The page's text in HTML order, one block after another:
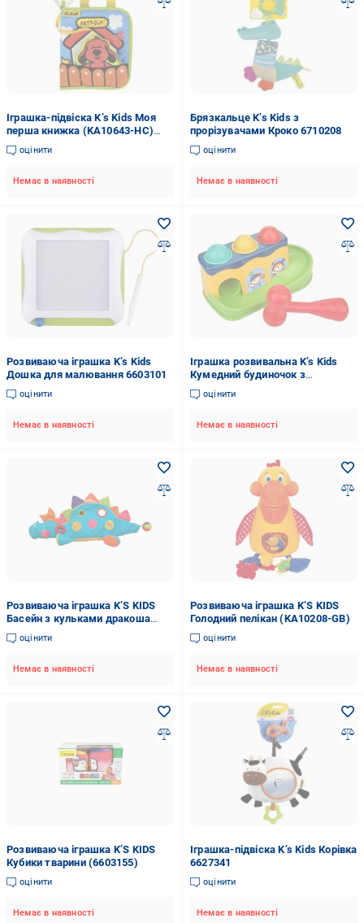
Іграшка-підвіска K’s Kids Моя
перша книжка (KA10643-HC)
6211238
оцінити
Немає в наявності
Брязкальце K’s Kids з
прорізувачами Кроко 6710208
оцінити
Немає в наявності
Розвиваюча іграшка K’s Kids
Дошка для малювання 6603101
оцінити
Немає в наявності
Іграшка розвивальна K’s Kids
Кумедний будиночок з
молоточком 6710211
оцінити
Немає в наявності
Розвиваюча іграшка K’S KIDS
Басейн з кульками дракоша
(KA10789-PG)
оцінити
Немає в наявності
Розвиваюча іграшка K’S KIDS
Голодний пелікан (KA10208-GB)
оцінити
Немає в наявності
Розвиваюча іграшка K’S KIDS
Кубики тварини (6603155)
оцінити
Немає в наявності
Іграшка-підвіска K’s Kids Корівка
6627341
оцінити
Немає в наявності